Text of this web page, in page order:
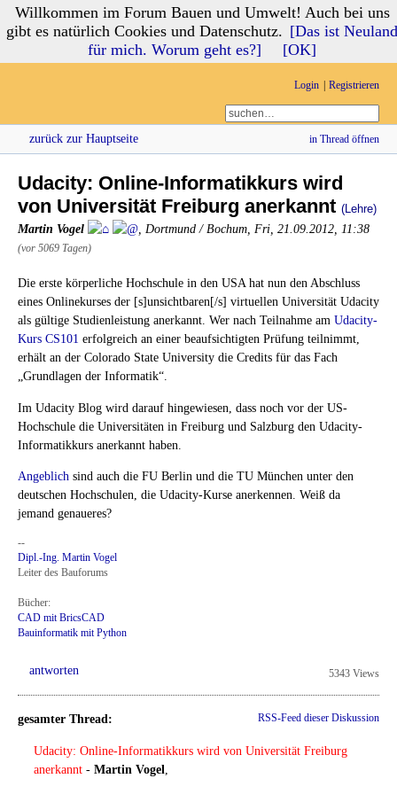
Forum Bauen und Umwelt
Login Registrieren
zurück zur Hauptseite in Thread öffnen
Udacity: Online-Informatikkurs wird
von Universität Freiburg anerkannt (Lehre)
Martin Vogel Dortmund / Bochum Fri, 21.09.2012, 11:38
(vor 5069 Tagen)
Die erste körperliche Hochschule in den USA hat nun den Abschluss
eines Onlinekurses der [s]unsichtbaren[/s] virtuellen Universität Udacity
als gültige Studienleistung anerkannt. Wer nach Teilnahme am Udacity-
Kurs CS101 erfolgreich an einer beaufsichtigten Prüfung teilnimmt,
erhält an der Colorado State University die Credits für das Fach
„Grundlagen der Informatik“.
Im Udacity Blog wird darauf hingewiesen, dass noch vor der US-
Hochschule die Universitäten in Freiburg und Salzburg den Udacity-
Informatikkurs anerkannt haben.
Angeblich sind auch die FU Berlin und die TU München unter den
deutschen Hochschulen, die Udacity-Kurse anerkennen. Weiß da
jemand genaueres?
--
Dipl.-Ing. Martin Vogel
Leiter des Bauforums
Bücher:
CAD mit BricsCAD
Bauinformatik mit Python
antworten 5343 Views
gesamter Thread: RSS-Feed dieser Diskussion
Udacity: Online-Informatikkurs wird von Universität Freiburg
anerkannt - Martin Vogel
Willkommen im Forum Bauen und Umwelt! Auch bei uns
gibt es natürlich Cookies und Datenschutz. [Das ist Neuland
für mich. Worum geht es?]
[OK]